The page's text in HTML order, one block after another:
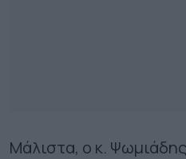
Μάλιστα, ο κ.